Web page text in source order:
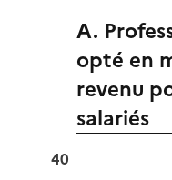
A.
opté en
revenu
salariés
40